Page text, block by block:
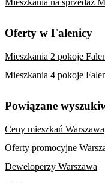
Oferty w Falenicy
Mieszkania 2 pokoje
Mieszkania 4 pokoje
Powiązane
Ceny mieszkań Warszawa
Oferty promocyjne
Deweloperzy Warszawa